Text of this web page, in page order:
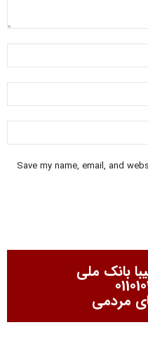
Save my name, email, and
بانک ملی
مردمی